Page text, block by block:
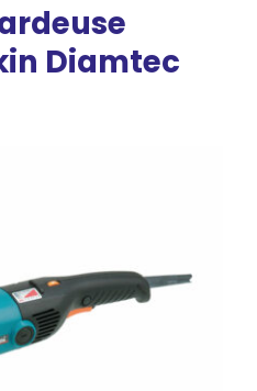
Diamtec